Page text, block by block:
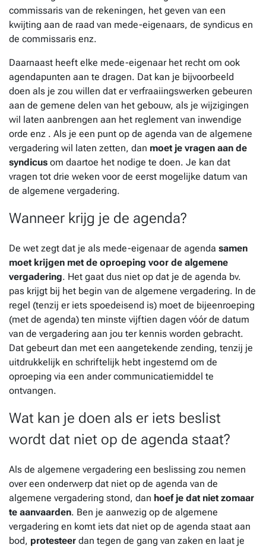
commissaris van de rekeningen, het geven van een
kwijting aan de raad van mede-eigenaars, de syndicus en
de commissaris enz.
Daarnaast heeft elke mede-eigenaar het recht om ook
agendapunten aan te dragen. Dat kan je bijvoorbeeld
doen als je zou willen dat er verfraaiingswerken gebeuren
aan de gemene delen van het gebouw, als je wijzigingen
wil laten aanbrengen aan het reglement van inwendige
orde enz . Als je een punt op de agenda van de algemene
vergadering wil laten zetten, dan moet je vragen aan de
syndicus om daartoe het nodige te doen. Je kan dat
vragen tot drie weken voor de eerst mogelijke datum van
de algemene vergadering.
Wanneer krijg je de agenda?
De wet zegt dat je als mede-eigenaar de agenda samen
moet krijgen met de oproeping voor de algemene
vergadering. Het gaat dus niet op dat je de agenda bv.
pas krijgt bij het begin van de algemene vergadering. In de
regel (tenzij er iets spoedeisend is) moet de bijeenroeping
(met de agenda) ten minste vijftien dagen vóór de datum
van de vergadering aan jou ter kennis worden gebracht.
Dat gebeurt dan met een aangetekende zending, tenzij je
uitdrukkelijk en schriftelijk hebt ingestemd om de
oproeping via een ander communicatiemiddel te
ontvangen.
Wat kan je doen als er iets beslist
wordt dat niet op de agenda staat?
Als de algemene vergadering een beslissing zou nemen
over een onderwerp dat niet op de agenda van de
algemene vergadering stond, dan hoef je dat niet zomaar
te aanvaarden. Ben je aanwezig op de algemene
vergadering en komt iets dat niet op de agenda staat aan
bod, protesteer dan tegen de gang van zaken en laat je